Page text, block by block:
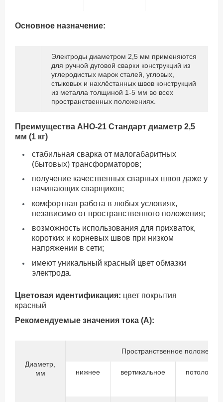
Основное назначение:
Электроды диаметром 2,5 мм применяются
для ручной дуговой сварки конструкций из
углеродистых марок сталей, угловых,
стыковых и нахлёстанных швов конструкций
из металла толщиной 1-5 мм во всех
пространственных положениях.
Преимущества АНО-21 Стандарт диаметр 2,5
мм (1 кг)
стабильная сварка от малогабаритных
(бытовых) трансформаторов;
получение качественных сварных швов даже у
начинающих сварщиков;
комфортная работа в любых условиях,
независимо от пространственного положения;
возможность использования для прихваток,
коротких и корневых швов при низком
напряжении в сети;
имеют уникальный красный цвет обмазки
электрода.
Цветовая идентификация: цвет покрытия
красный
Рекомендуемые значения тока (А):
Диаметр,
мм
Пространственное положение
нижнее вертикальное